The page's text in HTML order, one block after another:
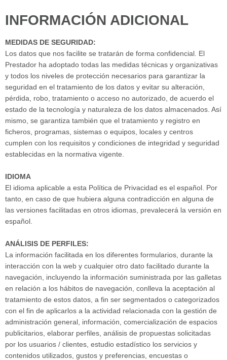
INFORMACIÓN ADICIONAL
MEDIDAS DE SEGURIDAD:
Los datos que nos facilite se tratarán de forma confidencial. El
Prestador ha adoptado todas las medidas técnicas y organizativas
y todos los niveles de protección necesarios para garantizar la
seguridad en el tratamiento de los datos y evitar su alteración,
pérdida, robo, tratamiento o acceso no autorizado, de acuerdo el
estado de la tecnología y naturaleza de los datos almacenados. Así
mismo, se garantiza también que el tratamiento y registro en
ficheros, programas, sistemas o equipos, locales y centros
cumplen con los requisitos y condiciones de integridad y seguridad
establecidas en la normativa vigente.
IDIOMA
El idioma aplicable a esta Política de Privacidad es el español. Por
tanto, en caso de que hubiera alguna contradicción en alguna de
las versiones facilitadas en otros idiomas, prevalecerá la versión en
español.
ANÁLISIS DE PERFILES:
La información facilitada en los diferentes formularios, durante la
interacción con la web y cualquier otro dato facilitado durante la
navegación, incluyendo la información suministrada por las galletas
en relación a los hábitos de navegación, conlleva la aceptación al
tratamiento de estos datos, a fin ser segmentados o categorizados
con el fin de aplicarlos a la actividad relacionada con la gestión de
administración general, información, comercialización de espacios
publicitarios, elaborar perfiles, análisis de propuestas solicitadas
por los usuarios / clientes, estudio estadístico los servicios y
contenidos utilizados, gustos y preferencias, encuestas o